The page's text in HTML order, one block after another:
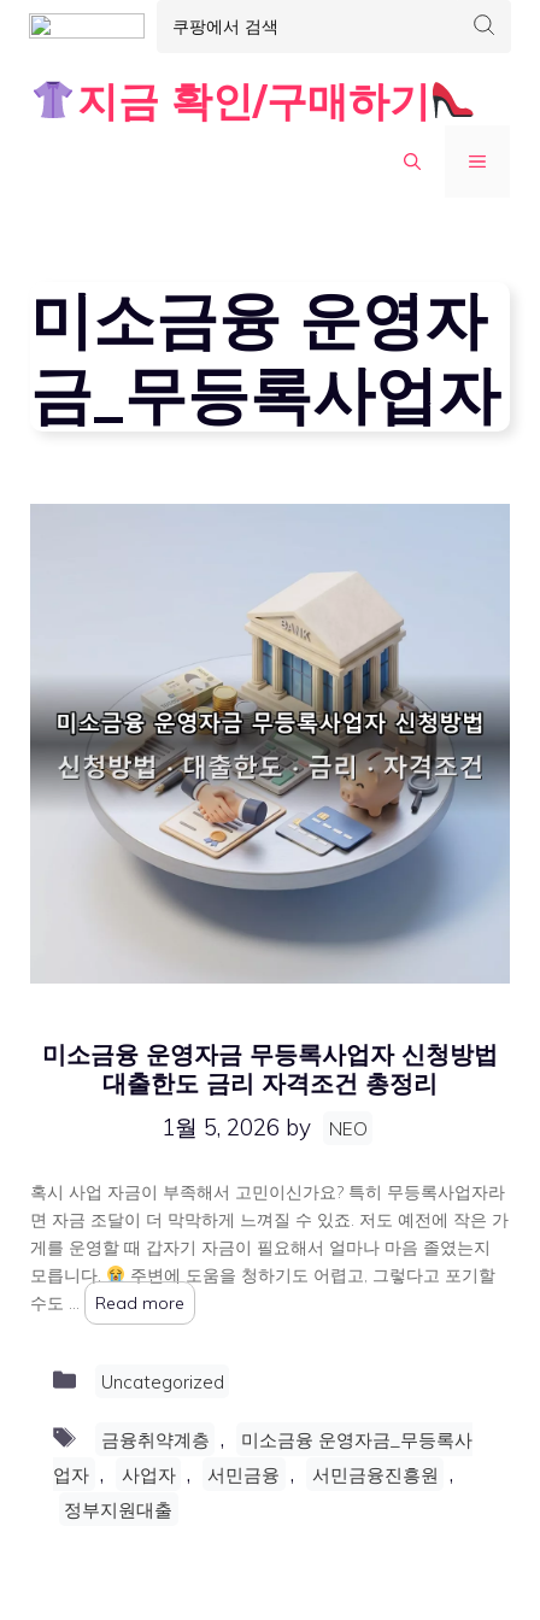
지금 확인/구매하기
MENU
미소금융 운영자
금_무등록사업자
미소금융 운영자금 무등록사업자 신청방법
대출한도 금리 자격조건 총정리
1월 5, 2026 by NEO
혹시 사업 자금이 부족해서 고민이신가요? 특히 무등록사업자라
면 자금 조달이 더 막막하게 느껴질 수 있죠. 저도 예전에 작은 가
게를 운영할 때 갑자기 자금이 필요해서 얼마나 마음 졸였는지
모릅니다.
주변에 도움을 청하기도 어렵고, 그렇다고 포기할
수도 …
Read more
Categories
Uncategorized
Tags
금융취약계층 ,
미소금융 운영자금_무등록사
업자 , 사업자 , 서민금융 , 서민금융진흥원 ,
정부지원대출